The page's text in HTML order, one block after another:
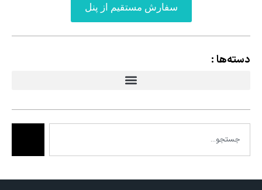
سفارش مستقیم از پنل
دسته‌ها :